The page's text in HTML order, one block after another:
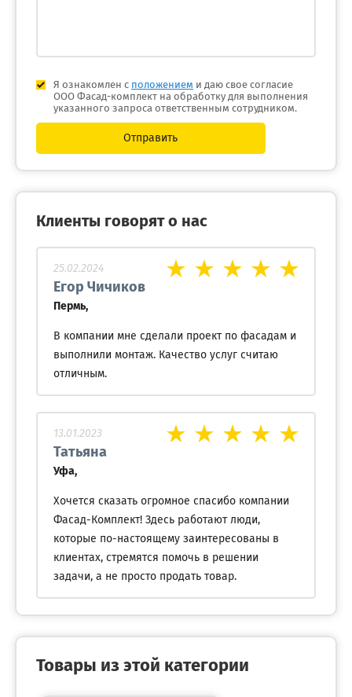
Я ознакомлен с положением и даю свое согласие
ООО Фасад-комплект на обработку для выполнения
указанного запроса ответственным сотрудником.
Отправить
Клиенты говорят о нас
25.02.2024
Егор Чичиков
Пермь,
В компании мне сделали проект по фасадам и
выполнили монтаж. Качество услуг считаю
отличным.
13.01.2023
Татьяна
Уфа,
Хочется сказать огромное спасибо компании
Фасад-Комплект! Здесь работают люди,
которые по-настоящему заинтересованы в
клиентах, стремятся помочь в решении
задачи, а не просто продать товар.
Товары из этой категории